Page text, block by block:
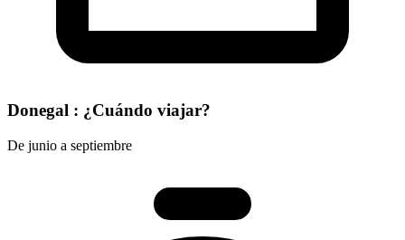
Donegal : ¿Cuándo viajar?
De junio a septiembre